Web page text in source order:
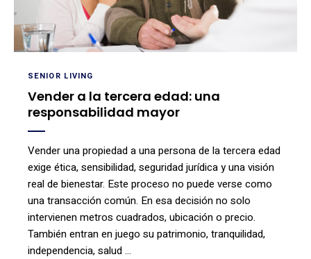
SENIOR LIVING
Vender a la tercera edad: una
responsabilidad mayor
Vender una propiedad a una persona de la tercera edad
exige ética, sensibilidad, seguridad jurídica y una visión
real de bienestar. Este proceso no puede verse como
una transacción común. En esa decisión no solo
intervienen metros cuadrados, ubicación o precio.
También entran en juego su patrimonio, tranquilidad,
independencia, salud …